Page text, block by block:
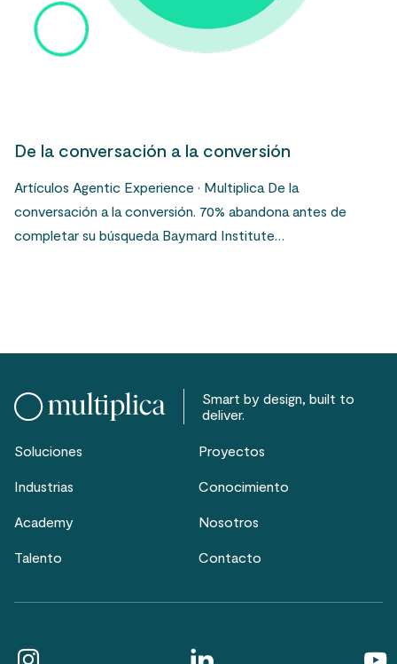
De la conversación a la conversión
Artículos Agentic Experience · Multiplica De la
conversación a la conversión. 70% abandona antes de
completar su búsqueda Baymard Institute…
Smart by design, built to
deliver.
Soluciones Proyectos
Industrias Conocimiento
Academy Nosotros
Talento Contacto